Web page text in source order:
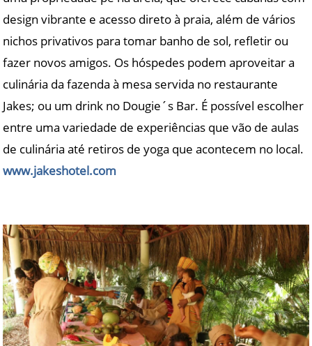
design vibrante e acesso direto à praia, além de vários
nichos privativos para tomar banho de sol, refletir ou
fazer novos amigos. Os hóspedes podem aproveitar a
culinária da fazenda à mesa servida no restaurante
Jakes; ou um drink no Dougie´s Bar. É possível escolher
entre uma variedade de experiências que vão de aulas
de culinária até retiros de yoga que acontecem no local.
www.jakeshotel.com